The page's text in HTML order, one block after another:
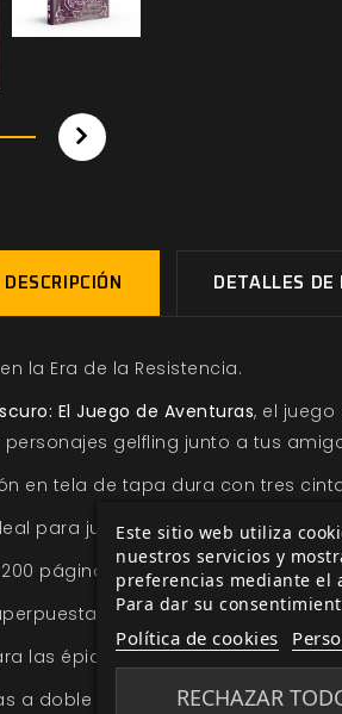
DESCRIPCIÓN DETALLES DE
la Era de la Resistencia.
El Juego de Aventuras, el
gelfling junto a tus
en tela de tapa dura con tres
para jugadores primerizos.
páginas para que la explores
con información oculta.
las épicas localizaciones del
a doble cara con referencias del
Este sitio web utiliza
nuestros servicios y
preferencias mediante el
Para dar su
Política de cookies
RECHAZAR